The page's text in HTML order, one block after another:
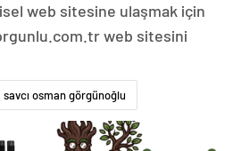
web sitesine ulaşmak için
web sitesini
savcı osman görgünoğlu